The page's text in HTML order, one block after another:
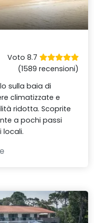
Voto 8.7
(1589 recensioni)
sulla baia di
climatizzate e
ridotta. Scoprite
a pochi passi
locali.